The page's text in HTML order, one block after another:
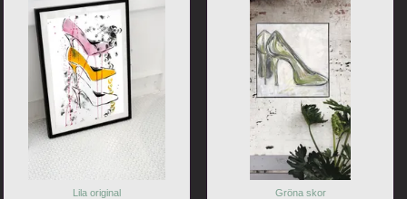
Lila original Gröna skor